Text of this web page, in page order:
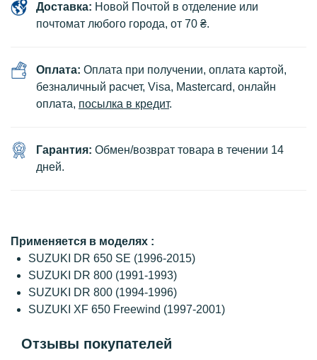
Доставка: Новой Почтой в отделение или
почтомат любого города, от 70 ₴.
Оплата: Оплата при получении, оплата картой,
безналичный расчет, Visa, Mastercard, онлайн
оплата, посылка в кредит.
Гарантия: Обмен/возврат товара в течении 14
дней.
Применяется в моделях :
SUZUKI DR 650 SE (1996-2015)
SUZUKI DR 800 (1991-1993)
SUZUKI DR 800 (1994-1996)
SUZUKI XF 650 Freewind (1997-2001)
Отзывы покупателей